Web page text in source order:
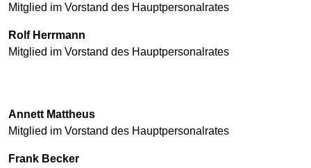
Mitglied im Vorstand des Hauptpersonalrates
Rolf Herrmann
Mitglied im Vorstand des Hauptpersonalrates
Annett Mattheus
Mitglied im Vorstand des Hauptpersonalrates
Frank Becker